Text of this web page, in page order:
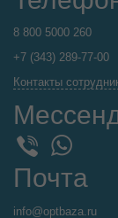
8 800 5000 260
+7 (343) 289-77-00
Контакты
WhatsApp
Почта
info@optbaza.ru